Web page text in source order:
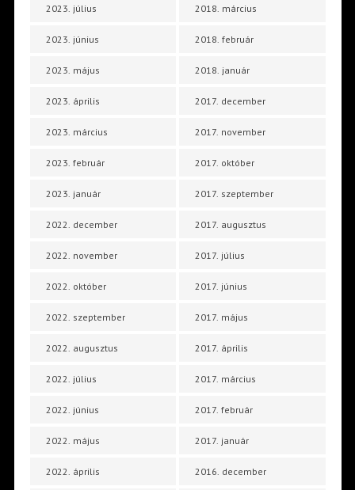
2023. július
2023. június
2023. május
2023. április
2023. március
2023. február
2023. január
2022. december
2022. november
2022. október
2022. szeptember
2022. augusztus
2022. július
2022. június
2022. május
2022. április
2018. március
2018. február
2018. január
2017. december
2017. november
2017. október
2017. szeptember
2017. augusztus
2017. július
2017. június
2017. május
2017. április
2017. március
2017. február
2017. január
2016. december